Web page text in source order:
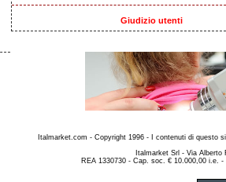
Giudizio utenti
Italmarket.com - Copyright 1996 - I contenuti di questo
Italmarket Srl - Via
REA 1330730 - Cap. soc. € 10.000,00 i.e.